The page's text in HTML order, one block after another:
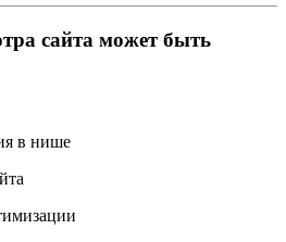
сайта может быть
в нише